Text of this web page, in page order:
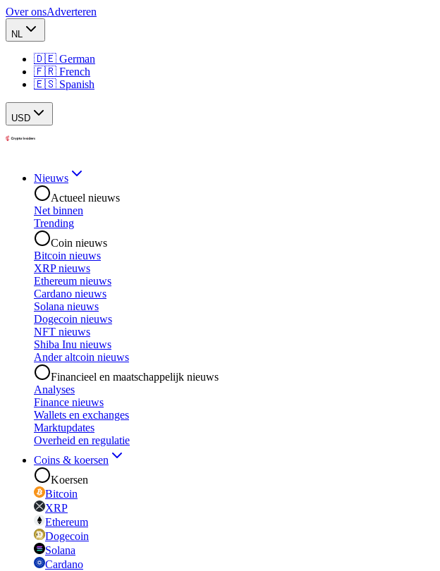
Over onsAdverteren
NL
🇩🇪 German
🇫🇷 French
🇪🇸 Spanish
USD
Nieuws
Actueel nieuws
Net binnen
Trending
Coin nieuws
Bitcoin nieuws
XRP nieuws
Ethereum nieuws
Cardano nieuws
Solana nieuws
Dogecoin nieuws
NFT nieuws
Shiba Inu nieuws
Ander altcoin nieuws
Financieel en maatschappelijk nieuws
Analyses
Finance nieuws
Wallets en exchanges
Marktupdates
Overheid en regulatie
Coins & koersen
Koersen
Bitcoin
XRP
Ethereum
Dogecoin
Solana
Cardano